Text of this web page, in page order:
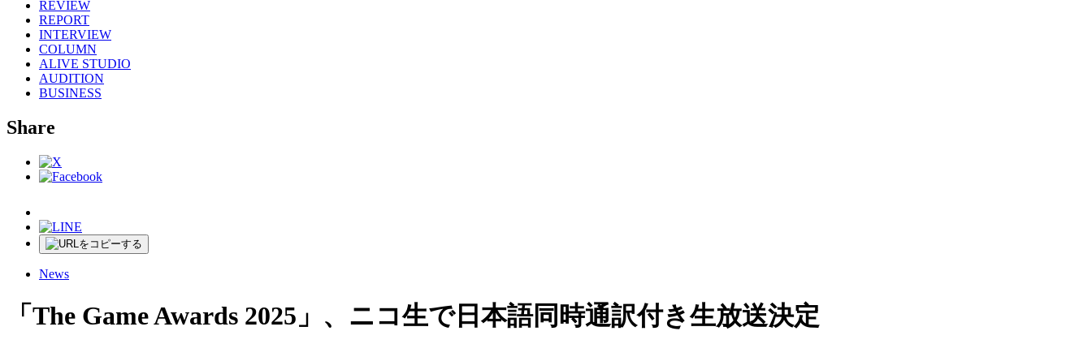
REVIEW
REPORT
INTERVIEW
COLUMN
ALIVE STUDIO
AUDITION
BUSINESS
Share
News
「The Game Awards 2025」、ニコ生で日本語同時通訳付き生放送決定